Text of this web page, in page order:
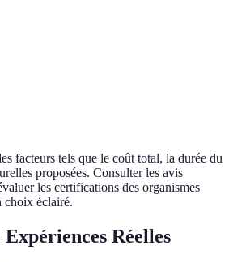
facteurs tels que le coût total, la durée du
proposées. Consulter les avis
les certifications des organismes
choix éclairé.
Réelles